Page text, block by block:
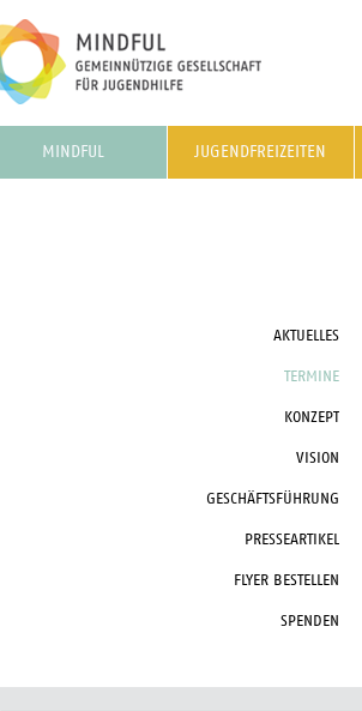
MINDFUL JUGENDFREIZEITEN
AKTUELLES
TERMINE
KONZEPT
VISION
GESCHÄFTSFÜHRUNG
PRESSEARTIKEL
FLYER BESTELLEN
SPENDEN